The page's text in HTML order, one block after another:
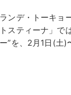
ンデ・トーキョ
スティーナ」で
”を、2月1日(土